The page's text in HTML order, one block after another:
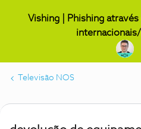
Vishing | Phishing
Televisão NOS